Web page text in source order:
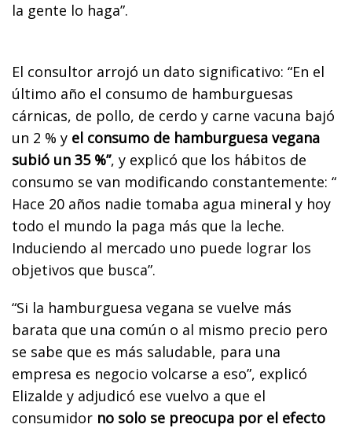
la gente lo haga”.
El consultor arrojó un dato significativo: “En el
último año el consumo de hamburguesas
cárnicas, de pollo, de cerdo y carne vacuna bajó
un 2 % y el consumo de hamburguesa vegana
subió un 35 %”, y explicó que los hábitos de
consumo se van modificando constantemente: “
Hace 20 años nadie tomaba agua mineral y hoy
todo el mundo la paga más que la leche.
Induciendo al mercado uno puede lograr los
objetivos que busca”.
“Si la hamburguesa vegana se vuelve más
barata que una común o al mismo precio pero
se sabe que es más saludable, para una
empresa es negocio volcarse a eso”, explicó
Elizalde y adjudicó ese vuelvo a que el
consumidor no solo se preocupa por el efecto